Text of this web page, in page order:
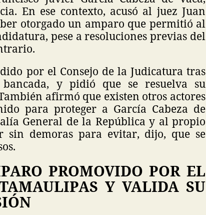
En ese contexto, acusó al juez Juan
otorgado un amparo que permitió al
pese a resoluciones previas del
por el Consejo de la Judicatura tras
y pidió que se resuelva su
afirmó que existen otros actores
para proteger a García Cabeza de
General de la República y al propio
sin demoras para evitar, dijo, que se
PROMOVIDO POR EL
Y VALIDA SU